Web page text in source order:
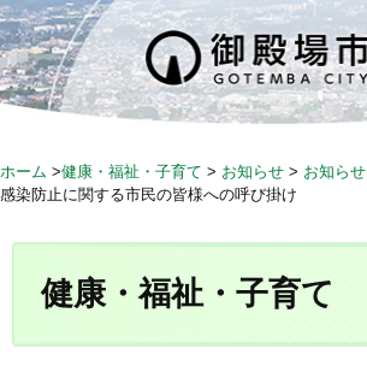
S
k
i
p
c
ホーム >健康・福祉・子育て > お知らせ > お知らせ
感染防止に関する市民の皆様への呼び掛け
健康・福祉・子育て